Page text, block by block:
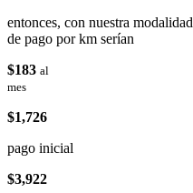
entonces, con nuestra modalidad
de pago por km serían
$183 al
mes
$1,726
pago inicial
$3,922